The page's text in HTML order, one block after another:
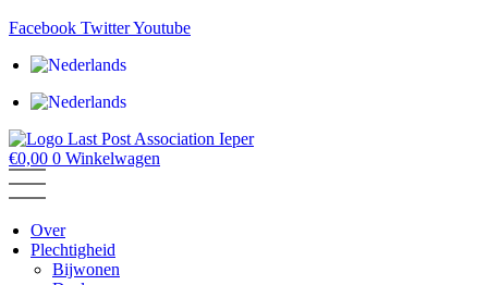
Facebook TwitterYoutube
€0,00 0 Winkelwagen
Over
Plechtigheid
Bijwonen